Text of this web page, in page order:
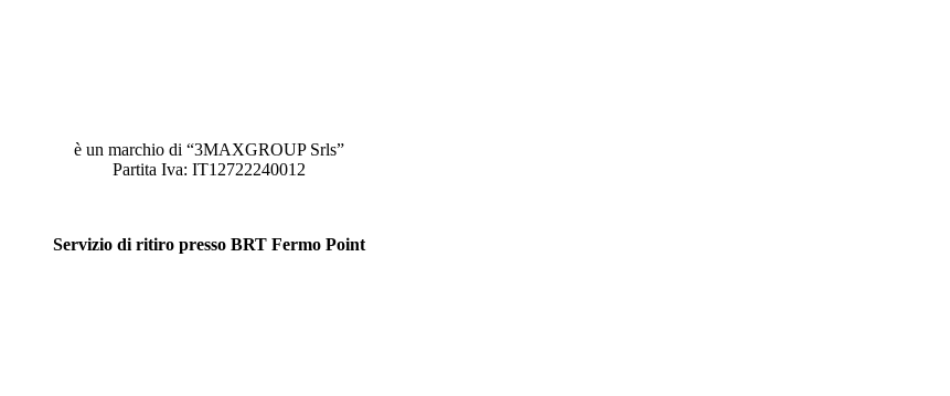
è un marchio di “3MAXGROUP Srls”
Partita Iva: IT12722240012
Servizio di ritiro presso BRT Fermo Point